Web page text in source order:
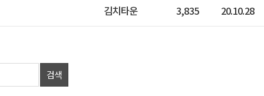
김치타운 3,835 20.10.28
검색